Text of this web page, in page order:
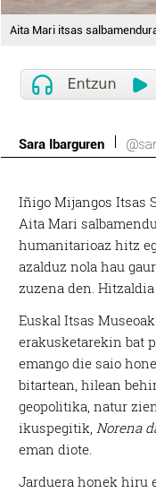
Aita Mari itsas
Sara Ibarguren
Iñigo Mijangos Itsas
Aita Mari
humanitarioaz hitz
azalduz nola hau
zuzena den. Hitzaldia
Euskal Itsas
erakusketarekin bat
emango die saio
bitartean, hilean
geopolitika, natur
ikuspegitik, Norena
eman diote.
Jarduera honek hiru